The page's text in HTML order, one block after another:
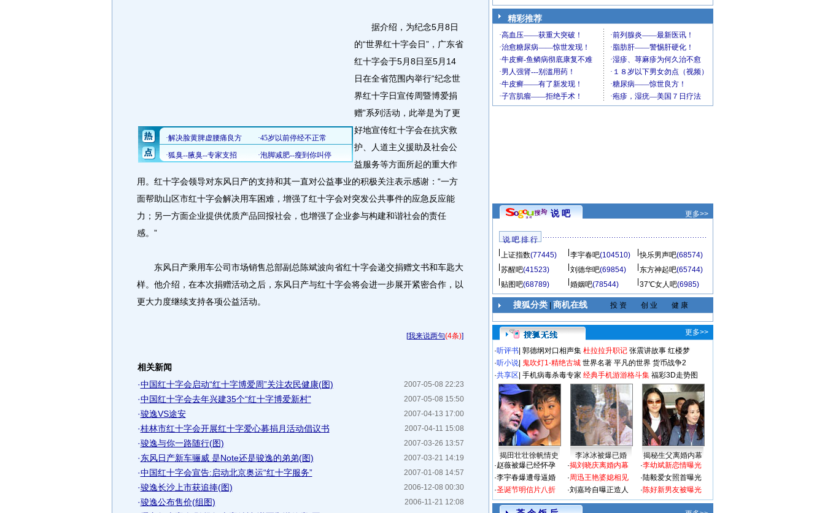
据介绍，为纪念5月8日
的“世界红十字会日”，广东省
红十字会于5月8日至5月14
日在全省范围内举行“纪念世
界红十字日宣传周暨博爱捐
赠”系列活动，此举是为了更
好地宣传红十字会在抗灾救
护、人道主义援助及社会公
益服务等方面所起的重大作
用。红十字会领导对东风日产的支持和其一直对公益事业的积极关注表示感谢：“一方
面帮助山区市红十字会解决用车困难，增强了红十字会对突发公共事件的应急反应能
力；另一方面企业提供优质产品回报社会，也增强了企业参与构建和谐社会的责任
感。”
东风日产乘用车公司市场销售总部副总陈斌波向省红十字会递交捐赠文书和车匙大
样。他介绍，在本次捐赠活动之后，东风日产与红十字会将会进一步展开紧密合作，以
更大力度继续支持各项公益活动。
[我来说两句(4条)]
相关新闻
2007-05-08 22:23
·中国红十字会启动“红十字博爱周”关注农民健康(图)
2007-05-08 15:50
·中国红十字会去年兴建35个“红十字博爱新村”
2007-04-13 17:00
·骏逸VS途安
2007-04-11 15:08
·桂林市红十字会开展红十字爱心募捐月活动倡议书
2007-03-26 13:57
·骏逸与你一路随行(图)
2007-03-21 14:19
·东风日产新车骊威 是Note还是骏逸的弟弟(图)
2007-01-08 14:57
·中国红十字会宣告:启动北京奥运“红十字服务”
2006-12-08 00:30
·骏逸长沙上市获追捧(图)
2006-11-21 12:08
·骏逸公布售价(组图)
精彩推荐
说 吧 更多>>
说 吧 排 行
上证指数(77445) 李宇春吧(104510) 快乐男声吧(68574)
苏醒吧(41523) 刘德华吧(69854) 东方神起吧(65744)
贴图吧(68789) 婚姻吧(78544) 37℃女人吧(6985)
搜狐分类| 商机在线 投 资 创 业 健 康
更多>>
·听评书 郭德纲对口相声集 杜拉拉升职记 张震讲故事 红楼梦
·听小说 鬼吹灯1-精绝古城 世界名著 平凡的世界 货币战争2
·共享区 手机病毒杀毒专家 经典手机游游格斗集 福彩3D走势图
揭田壮壮徐帆情史 李冰冰被爆已婚
揭秘生父离婚内幕
·赵薇被爆已经怀孕
·李宇春爆遭母逼婚
·圣诞节明信片八折
·揭刘晓庆离婚内幕
·周迅王艳婆媳相见
·刘嘉玲自曝正造人
·李幼斌新恋情曝光
·陆毅爱女照首曝光
·陈好新男友被曝光